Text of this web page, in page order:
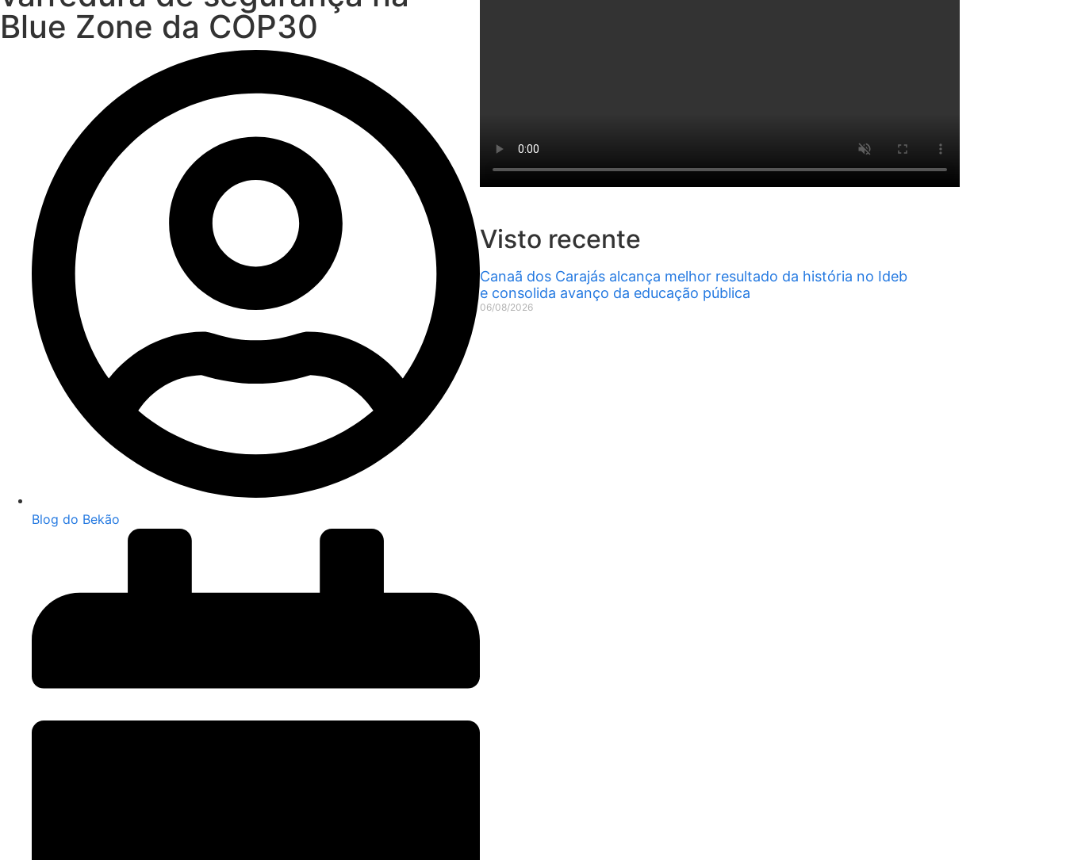
Blue Zone da COP30
Blog do Bekão
Visto recente
Canaã dos Carajás alcança melhor resultado da história no Ideb
e consolida avanço da educação pública
06/08/2026